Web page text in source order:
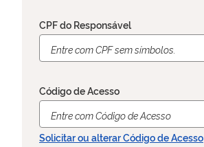
CPF do Responsável
Código de Acesso
Solicitar ou alterar Código de Acesso